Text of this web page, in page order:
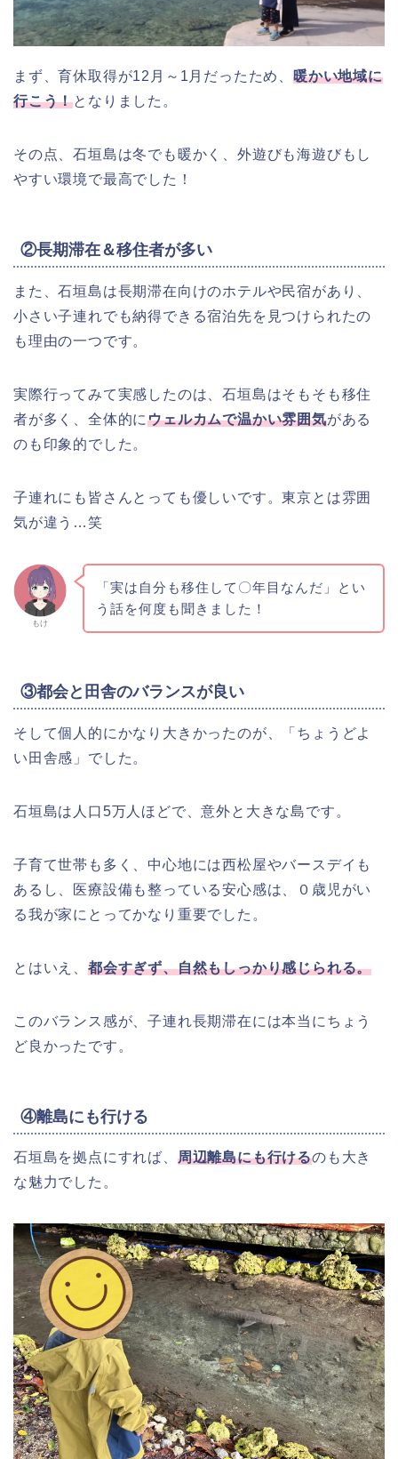
まず、育休取得が12月～1月だったため、 暖かい地域に
行こう！となりました。
その点、石垣島は冬でも暖かく、外遊びも海遊びもし
やすい環境で最高でした！
②長期滞在＆移住者が多い
また、石垣島は長期滞在向けのホテルや民宿があり、
小さい子連れでも納得できる宿泊先を見つけられたの
も理由の一つです。
実際行ってみて実感したのは、石垣島はそもそも移住
者が多く、全体的にウェルカムで温かい雰囲気がある
のも印象的でした。
子連れにも皆さんとっても優しいです。東京とは雰囲
気が違う…笑
もけ
「実は自分も移住して〇年目なんだ」とい
う話を何度も聞きました！
③都会と田舎のバランスが良い
そして個人的にかなり大きかったのが、「ちょうどよ
い田舎感」でした。
石垣島は人口5万人ほどで、意外と大きな島です。
子育て世帯も多く、中心地には西松屋やバースデイも
あるし、医療設備も整っている安心感は、０歳児がい
る我が家にとってかなり重要でした。
とはいえ、 都会すぎず、自然もしっかり感じられる。
このバランス感が、子連れ長期滞在には本当にちょう
ど良かったです。
④離島にも行ける
石垣島を拠点にすれば、 周辺離島にも行けるのも大き
な魅力でした。